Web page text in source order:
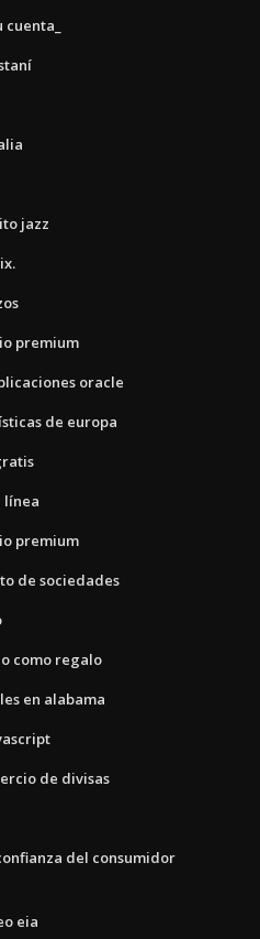
jazz
premium
oracle
de europa
línea
premium
de sociedades
como regalo
en alabama
de divisas
del consumidor
eia